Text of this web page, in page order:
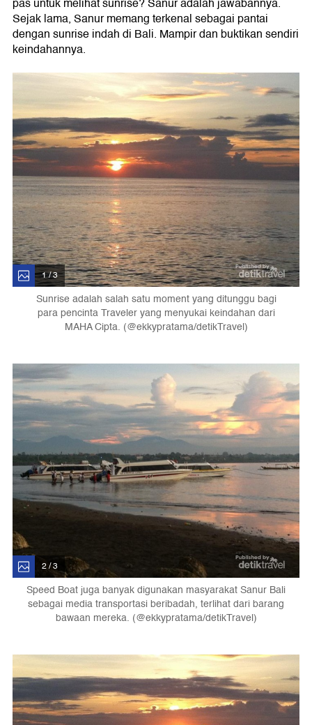
Sejak lama, Sanur memang terkenal sebagai pantai
dengan sunrise indah di Bali. Mampir dan buktikan sendiri
keindahannya.
1 / 3
Sunrise adalah salah satu moment yang ditunggu bagi
para pencinta Traveler yang menyukai keindahan dari
MAHA Cipta. (@ekkypratama/detikTravel)
2 / 3
Speed Boat juga banyak digunakan masyarakat Sanur Bali
sebagai media transportasi beribadah, terlihat dari barang
bawaan mereka. (@ekkypratama/detikTravel)